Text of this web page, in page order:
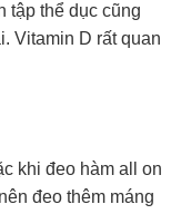
tập thể dục cũng
Vitamin D rất quan
khi đeo hàm all on
đeo thêm máng